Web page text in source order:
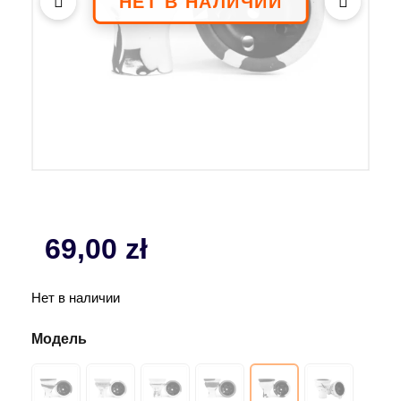
69,00 zł
Нет в наличии